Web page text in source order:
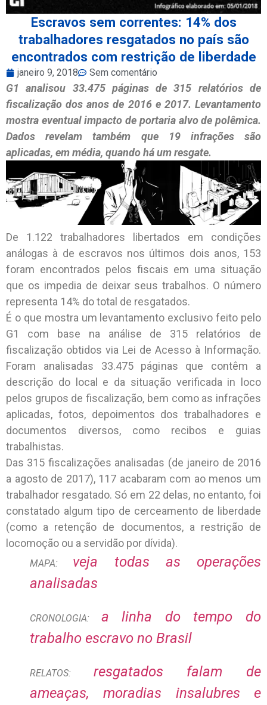
Escravos sem correntes: 14% dos
trabalhadores resgatados no país são
encontrados com restrição de liberdade
janeiro 9, 2018 Sem comentário
G1 analisou 33.475 páginas de 315 relatórios de
fiscalização dos anos de 2016 e 2017. Levantamento
mostra eventual impacto de portaria alvo de polêmica.
Dados revelam também que 19 infrações são
aplicadas, em média, quando há um resgate.
De 1.122 trabalhadores libertados em condições
análogas à de escravos nos últimos dois anos, 153
foram encontrados pelos fiscais em uma situação
que os impedia de deixar seus trabalhos. O número
representa 14% do total de resgatados.
É o que mostra um levantamento exclusivo feito pelo
G1 com base na análise de 315 relatórios de
fiscalização obtidos via Lei de Acesso à Informação.
Foram analisadas 33.475 páginas que contêm a
descrição do local e da situação verificada in loco
pelos grupos de fiscalização, bem como as infrações
aplicadas, fotos, depoimentos dos trabalhadores e
documentos diversos, como recibos e guias
trabalhistas.
Das 315 fiscalizações analisadas (de janeiro de 2016
a agosto de 2017), 117 acabaram com ao menos um
trabalhador resgatado. Só em 22 delas, no entanto, foi
constatado algum tipo de cerceamento de liberdade
(como a retenção de documentos, a restrição de
locomoção ou a servidão por dívida).
MAPA: veja todas as operações
analisadas
CRONOLOGIA: a linha do tempo do
trabalho escravo no Brasil
RELATOS: resgatados falam de
ameaças, moradias insalubres e